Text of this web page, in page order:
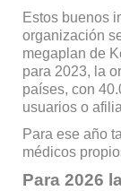
Estos buenos
organización
megaplan de
para 2023, la
países, con
usuarios o
Para ese año
médicos
Para 2026